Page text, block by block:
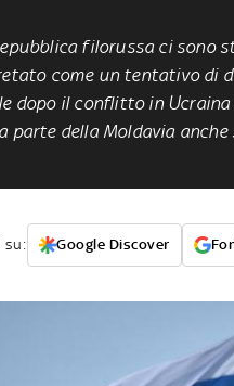
filorussa ci sono
come un tentativo di
dopo il conflitto in
parte della Moldavia anche
su: Google Discover